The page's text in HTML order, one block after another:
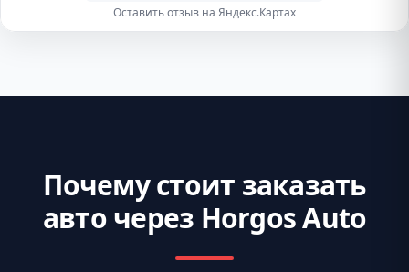
Оставить отзыв на Яндекс.Картах
Почему стоит заказать
авто через Horgos Auto